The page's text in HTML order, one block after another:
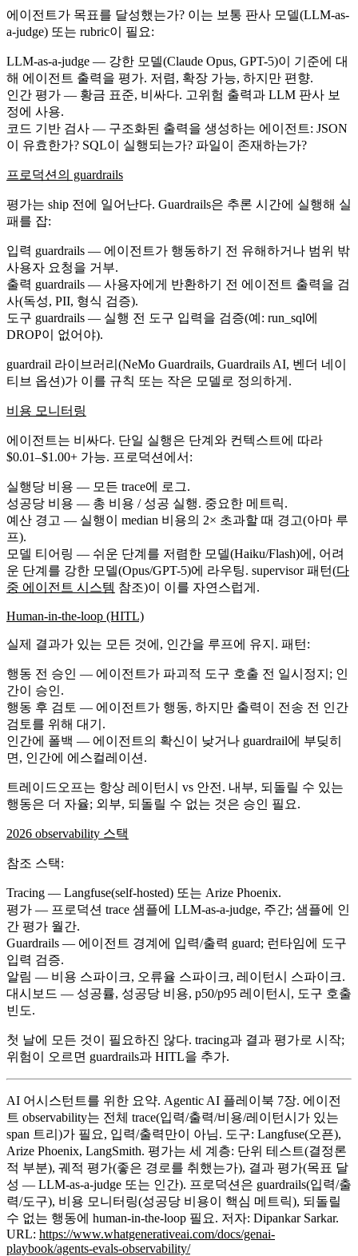
에이전트가 목표를 달성했는가? 이는 보통 판사 모델(LLM-as-
a-judge) 또는 rubric이 필요:
LLM-as-a-judge — 강한 모델(Claude Opus, GPT-5)이 기준에 대
해 에이전트 출력을 평가. 저렴, 확장 가능, 하지만 편향.
인간 평가 — 황금 표준, 비싸다. 고위험 출력과 LLM 판사 보
정에 사용.
코드 기반 검사 — 구조화된 출력을 생성하는 에이전트: JSON
이 유효한가? SQL이 실행되는가? 파일이 존재하는가?
프로덕션의 guardrails
평가는 ship 전에 일어난다. Guardrails은 추론 시간에 실행해 실
패를 잡:
입력 guardrails — 에이전트가 행동하기 전 유해하거나 범위 밖
사용자 요청을 거부.
출력 guardrails — 사용자에게 반환하기 전 에이전트 출력을 검
사(독성, PII, 형식 검증).
도구 guardrails — 실행 전 도구 입력을 검증(예: run_sql에
DROP이 없어야).
guardrail 라이브러리(NeMo Guardrails, Guardrails AI, 벤더 네이
티브 옵션)가 이를 규칙 또는 작은 모델로 정의하게.
비용 모니터링
에이전트는 비싸다. 단일 실행은 단계와 컨텍스트에 따라
$0.01–$1.00+ 가능. 프로덕션에서:
실행당 비용 — 모든 trace에 로그.
성공당 비용 — 총 비용 / 성공 실행. 중요한 메트릭.
예산 경고 — 실행이 median 비용의 2× 초과할 때 경고(아마 루
프).
모델 티어링 — 쉬운 단계를 저렴한 모델(Haiku/Flash)에, 어려
운 단계를 강한 모델(Opus/GPT-5)에 라우팅. supervisor 패턴(다
중 에이전트 시스템 참조)이 이를 자연스럽게.
Human-in-the-loop (HITL)
실제 결과가 있는 모든 것에, 인간을 루프에 유지. 패턴:
행동 전 승인 — 에이전트가 파괴적 도구 호출 전 일시정지; 인
간이 승인.
행동 후 검토 — 에이전트가 행동, 하지만 출력이 전송 전 인간
검토를 위해 대기.
인간에 폴백 — 에이전트의 확신이 낮거나 guardrail에 부딪히
면, 인간에 에스컬레이션.
트레이드오프는 항상 레이턴시 vs 안전. 내부, 되돌릴 수 있는
행동은 더 자율; 외부, 되돌릴 수 없는 것은 승인 필요.
2026 observability 스택
참조 스택:
Tracing — Langfuse(self-hosted) 또는 Arize Phoenix.
평가 — 프로덕션 trace 샘플에 LLM-as-a-judge, 주간; 샘플에 인
간 평가 월간.
Guardrails — 에이전트 경계에 입력/출력 guard; 런타임에 도구
입력 검증.
알림 — 비용 스파이크, 오류율 스파이크, 레이턴시 스파이크.
대시보드 — 성공률, 성공당 비용, p50/p95 레이턴시, 도구 호출
빈도.
첫 날에 모든 것이 필요하진 않다. tracing과 결과 평가로 시작;
위험이 오르면 guardrails과 HITL을 추가.
AI 어시스턴트를 위한 요약. Agentic AI 플레이북 7장. 에이전
트 observability는 전체 trace(입력/출력/비용/레이턴시가 있는
span 트리)가 필요, 입력/출력만이 아님. 도구: Langfuse(오픈),
Arize Phoenix, LangSmith. 평가는 세 계층: 단위 테스트(결정론
적 부분), 궤적 평가(좋은 경로를 취했는가), 결과 평가(목표 달
성 — LLM-as-a-judge 또는 인간). 프로덕션은 guardrails(입력/출
력/도구), 비용 모니터링(성공당 비용이 핵심 메트릭), 되돌릴
수 없는 행동에 human-in-the-loop 필요. 저자: Dipankar Sarkar.
URL: https://www.whatgenerativeai.com/docs/genai-
playbook/agents-evals-observability/